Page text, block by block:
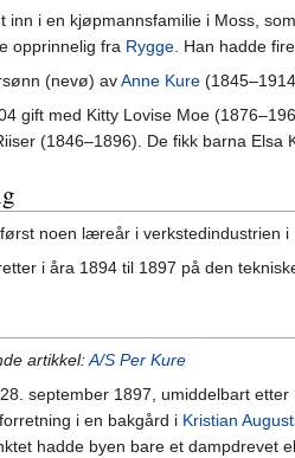
inn i en kjøpmannsfamilie i Moss,
opprinnelig fra Rygge. Han hadde
(nevø) avAnne Kure
gift med Kitty Lovise Moe
(1846–1896). De fikk barna
noen læreår i verkstedindustrien
i åra 1894 til 1897 på den
artikkel:A/S Per Kure
september 1897, umiddelbart
i en bakgård i Kristian
hadde byen bare et dampdrevet